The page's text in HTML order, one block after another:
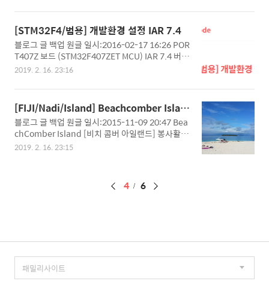
yper V로 시작하여고 하였으나, 이것저것 해결해줘
야할 Troub..
447) Toolchain: avr-toolchain_3.3.0(9933913
7 Official Link) IDE: AVR Studio 4.19(730 buil
d Official Link, Other Version Archive) (Archiv
e link) 설치 순서: Toolchain -> IDE (순서 지켜주
셔야 편합니다.) 초기화면 프로젝트 만들기 (프로젝
트명 띄어쓰지 허용 안함.) **본 버전 IDE에서는 Fl
[STM32F4/범용] 개발환경 설정 IAR 7.4
블로그 글 백업 원글 일시:2016-02-17 16:26 POR
T407Z 보드 (STM32F407ZET MCU) IAR 7.4 버전
이 설치는 되어있다는 가정하여 진행 하겠습니다.
러리 다운로드(STM32F4 DSP and standard per
ipherals library) 우선 자신의 MCU에 맞는 라이브
러리를 다운 받아야 하는데요, 다음 링크를 참조하
세요. http://www.st.com/web/en/catalog/m
mc/SC1169/SS1577/LN11/PF252148 만약, 접
속하거나 링크가 바뀌었다면, 다음과 같은 경로를
2019. 2. 16. 23:16
[FIJI/Nadi/Island] Beachcomber Islan
d
블로그 글 백업 원글 일시:2015-11-09 20:47 Bea
chComber Island [비치 콤버 아일랜드] 봉사활동
하는 친구들과 함께 Nadi로 4시간 동안 버스를 타
좌우합니다. 도착헀는데 구름낀 날씨 입니다. 날씨
때 배에서 물고기들 먹이를 줍니다 ㅎㅎㅎ 그럼 물
고기들이 엄청 몰려드는데 장관입니다..
2019. 2. 16. 23:15
페
4 6